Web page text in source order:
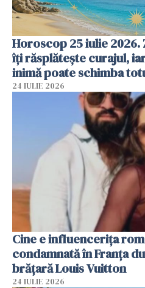
Horoscop 25 iulie 2026.
îți răsplătește curajul,
inimă poate schimba
24 IULIE 2026
Cine e influencerița
condamnată în Franța
brățară Louis Vuitton
24 IULIE 2026